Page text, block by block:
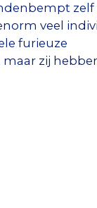
zelf
veel
furieuze
zij